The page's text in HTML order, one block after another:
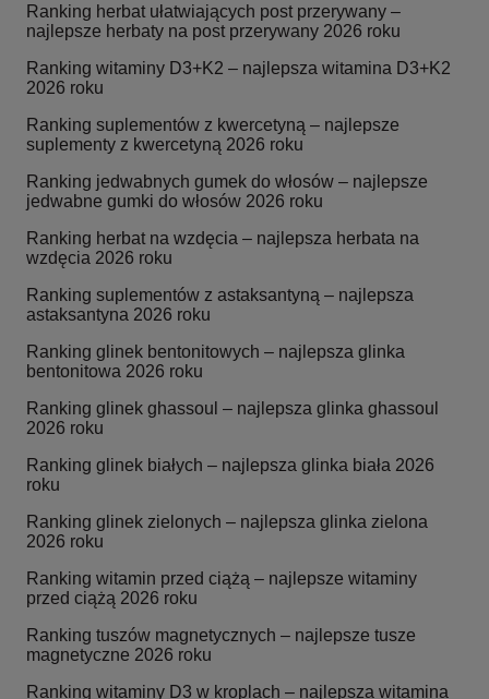
Ranking herbat ułatwiających post przerywany –
najlepsze herbaty na post przerywany 2026 roku
Ranking witaminy D3+K2 – najlepsza witamina D3+K2
2026 roku
Ranking suplementów z kwercetyną – najlepsze
suplementy z kwercetyną 2026 roku
Ranking jedwabnych gumek do włosów – najlepsze
jedwabne gumki do włosów 2026 roku
Ranking herbat na wzdęcia – najlepsza herbata na
wzdęcia 2026 roku
Ranking suplementów z astaksantyną – najlepsza
astaksantyna 2026 roku
Ranking glinek bentonitowych – najlepsza glinka
bentonitowa 2026 roku
Ranking glinek ghassoul – najlepsza glinka ghassoul
2026 roku
Ranking glinek białych – najlepsza glinka biała 2026
roku
Ranking glinek zielonych – najlepsza glinka zielona
2026 roku
Ranking witamin przed ciążą – najlepsze witaminy
przed ciążą 2026 roku
Ranking tuszów magnetycznych – najlepsze tusze
magnetyczne 2026 roku
Ranking witaminy D3 w kroplach – najlepsza witamina